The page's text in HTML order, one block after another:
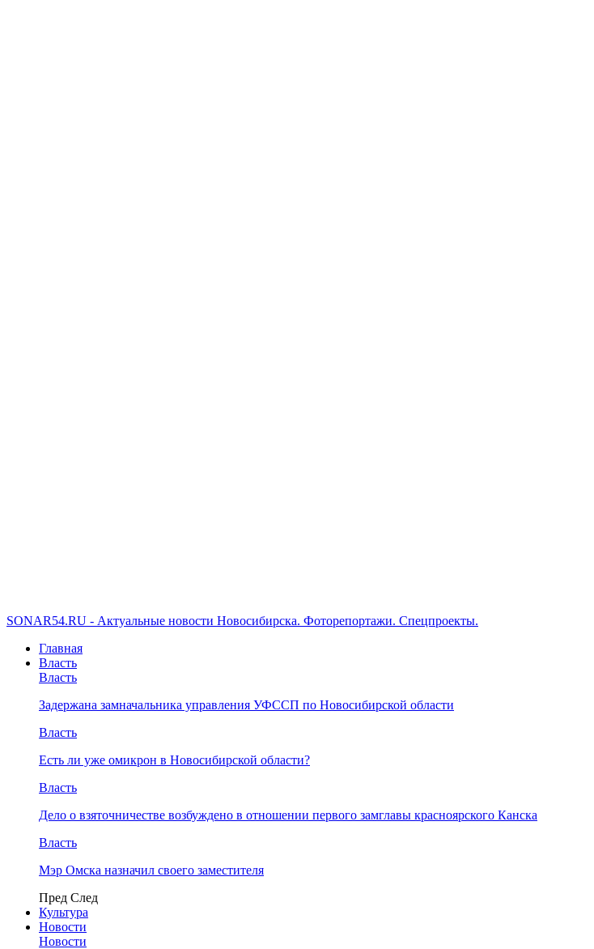
SONAR54.RU - Актуальные новости Новосибирска. Фоторепортажи. Спецпроекты.
Главная
Власть
Власть
Задержана замначальника управления УФССП по Новосибирской области
Власть
Есть ли уже омикрон в Новосибирской области?
Власть
Дело о взяточничестве возбуждено в отношении первого замглавы красноярского Канска
Власть
Мэр Омска назначил своего заместителя
Пред След
Культура
Новости
Новости